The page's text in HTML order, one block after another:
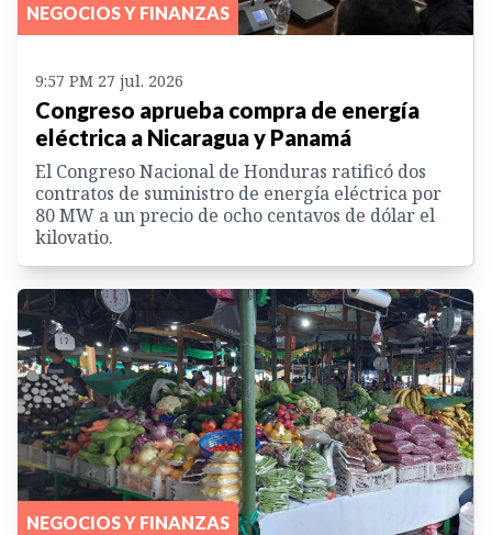
NEGOCIOS Y FINANZAS
9:57 PM 27 jul. 2026
Congreso aprueba compra de energía
eléctrica a Nicaragua y Panamá
El Congreso Nacional de Honduras ratificó dos
contratos de suministro de energía eléctrica por
80 MW a un precio de ocho centavos de dólar el
kilovatio.
NEGOCIOS Y FINANZAS